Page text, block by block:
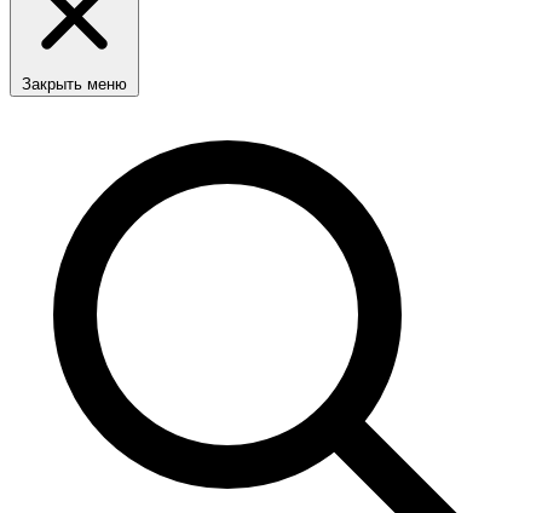
Закрыть меню